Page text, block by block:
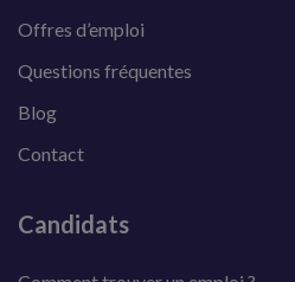
Offres d’emploi
Questions fréquentes
Blog
Contact
Candidats